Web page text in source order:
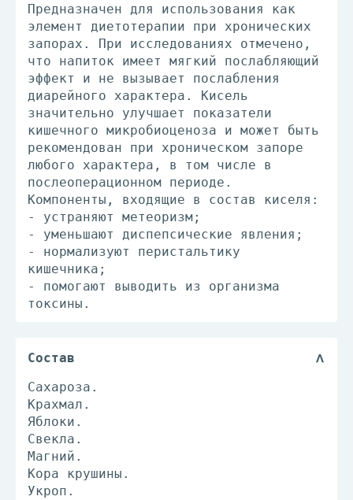
Предназначен для использования как
элемент диетотерапии при хронических
запорах. При исследованиях отмечено,
что напиток имеет мягкий послабляющий
эффект и не вызывает послабления
диарейного характера. Кисель
значительно улучшает показатели
кишечного микробиоценоза и может быть
рекомендован при хроническом запоре
любого характера, в том числе в
послеоперационном периоде.
Компоненты, входящие в состав киселя:
- устраняют метеоризм;
- уменьшают диспепсические явления;
- нормализуют перистальтику
кишечника;
- помогают выводить из организма
токсины.
Состав
Сахароза.
Крахмал.
Яблоки.
Свекла.
Магний.
Кора крушины.
Укроп.